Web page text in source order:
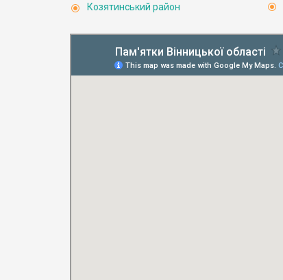
Козятинський район